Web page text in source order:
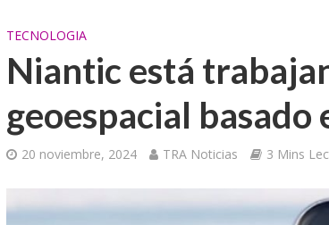
TECNOLOGIA
Niantic está
geoespacial basado
20 noviembre, 2024 TRA Noticias 3 Mins